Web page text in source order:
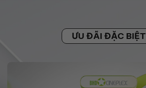
ƯU ĐÃI ĐẶC BIỆT